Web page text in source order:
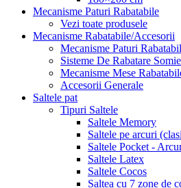
Mecanisme Paturi Rabatabile
Vezi toate produsele
Mecanisme Rabatabile/Accesorii
Mecanisme Paturi
Sisteme De Rabatare
Mecanisme Mese
Accesorii Generale
Saltele pat
Tipuri Saltele
Saltele Memory
Saltele pe arcuri
Saltele Pocket -
Saltele Latex
Saltele Cocos
Saltea cu 7 zone de